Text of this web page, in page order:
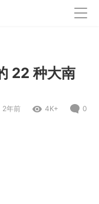
22 种大南
2年前 4K+ 0